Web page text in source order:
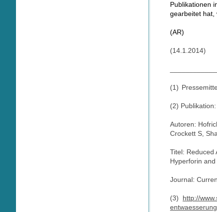
Publikationen
gearbeitet hat,
(AR)
(14.1.2014)
(1)
(2) Publikation:
Autoren:
Crockett S,
Titel: Reduced
Hyperforin
Journal:
(3)
http://